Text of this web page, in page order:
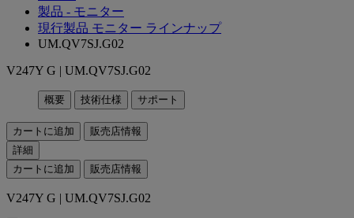
製品 - モニター
現行製品 モニター ラインナップ
UM.QV7SJ.G02
V247Y G | UM.QV7SJ.G02
概要 技術仕様 サポート
カートに追加
販売店情報
詳細
カートに追加
販売店情報
V247Y G | UM.QV7SJ.G02